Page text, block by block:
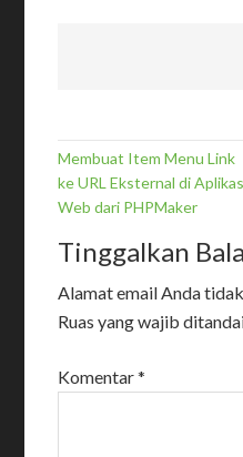
Membuat Item Menu Link
ke URL Eksternal di
Web dari PHPMaker
Tinggalkan
Alamat email Anda
Ruas yang wajib
Komentar*